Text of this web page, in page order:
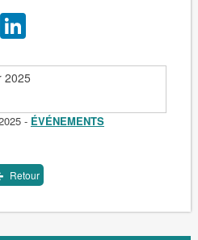
LinkedIn
2025
- ÉVÉNEMENTS
Retour